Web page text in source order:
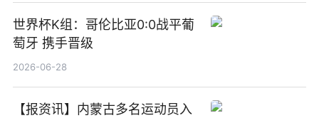
世界杯K组：哥伦比亚0:0战平葡
萄牙 携手晋级
2026-06-28
【报资讯】内蒙古多名运动员入